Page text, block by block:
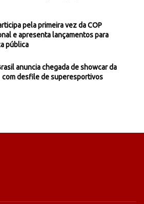
pela primeira vez da COP
e apresenta lançamentos para
pública
anuncia chegada de showcar da
com desfile de superesportivos